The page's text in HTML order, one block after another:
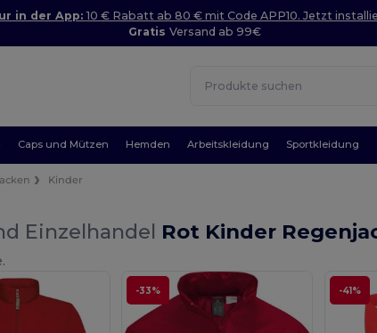
in der App: 10 € Rabatt ab 80 € mit Code APP10. Jetzt
Gratis Versand ab 99€
Caps und Mützen Hemden Arbeitskleidung Sportkleidung
Kinder
Einzelhandel Rot Kinder
-33% -41%